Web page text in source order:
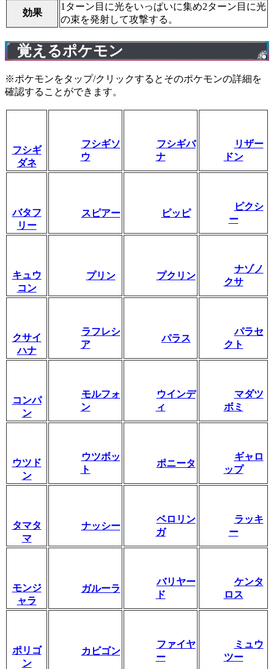
効果
1ターン目に光をいっぱいに集め2ターン目に光
の束を発射して攻撃する。
覚えるポケモン
※ポケモンをタップ/クリックするとそのポケモンの詳細を
確認することができます。
フシギ
ダネ
フシギソ
ウ
フシギバ
ナ
リザー
ドン
バタフ
リー
スピアー ピッピ
ピクシ
ー
キュウ
コン
プリン プクリン
ナゾノ
クサ
クサイ
ハナ
ラフレシ
ア
パラス
パラセ
クト
コンパ
ン
モルフォ
ン
ウインデ
ィ
マダツ
ボミ
ウツド
ン
ウツボッ
ト
ポニータ
ギャロ
ップ
タマタ
マ
ナッシー
ベロリン
ガ
ラッキ
ー
モンジ
ャラ
ガルーラ
バリヤー
ド
ケンタ
ロス
ポリゴ
ン
カビゴン
ファイヤ
ー
ミュウ
ツー